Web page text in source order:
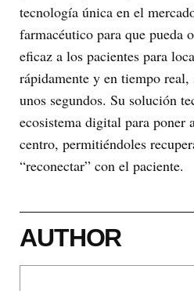
tecnología única en el
farmacéutico para que pueda
eficaz a los pacientes para
rápidamente y en tiempo real,
unos segundos. Su solución
ecosistema digital para poner
centro, permitiéndoles
“reconectar” con el paciente.
AUTHOR